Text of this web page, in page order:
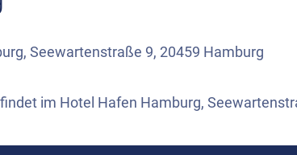
Seewartenstraße 9, 20459 Hamburg
im Hotel Hafen Hamburg,